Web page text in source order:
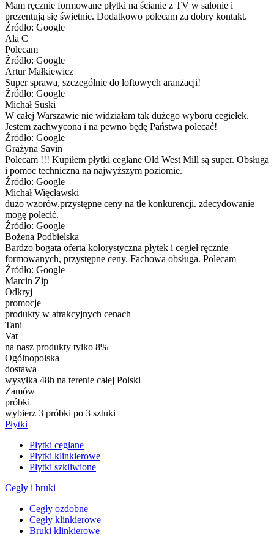
Mam ręcznie formowane płytki na ścianie z TV w salonie i
prezentują się świetnie. Dodatkowo polecam za dobry kontakt.
Źródło: Google
Ala C
Polecam
Źródło: Google
Artur Małkiewicz
Super sprawa, szczególnie do loftowych aranżacji!
Źródło: Google
Michał Suski
W całej Warszawie nie widziałam tak dużego wyboru cegiełek.
Jestem zachwycona i na pewno będę Państwa polecać!
Źródło: Google
Grażyna Savin
Polecam !!! Kupiłem płytki ceglane Old West Mill są super. Obsługa
i pomoc techniczna na najwyższym poziomie.
Źródło: Google
Michał Więcławski
dużo wzorów.przystępne ceny na tle konkurencji. zdecydowanie
mogę polecić.
Źródło: Google
Bożena Podbielska
Bardzo bogata oferta kolorystyczna płytek i cegieł ręcznie
formowanych, przystępne ceny. Fachowa obsługa. Polecam
Źródło: Google
Marcin Zip
Odkryj
promocje
produkty w atrakcyjnych cenach
Tani
Vat
na nasz produkty tylko 8%
Ogólnopolska
dostawa
wysyłka 48h na terenie całej Polski
Zamów
próbki
wybierz 3 próbki po 3 sztuki
Płytki
Płytki ceglane
Płytki klinkierowe
Płytki szkliwione
Cegły i bruki
Cegły ozdobne
Cegły klinkierowe
Bruki klinkierowe